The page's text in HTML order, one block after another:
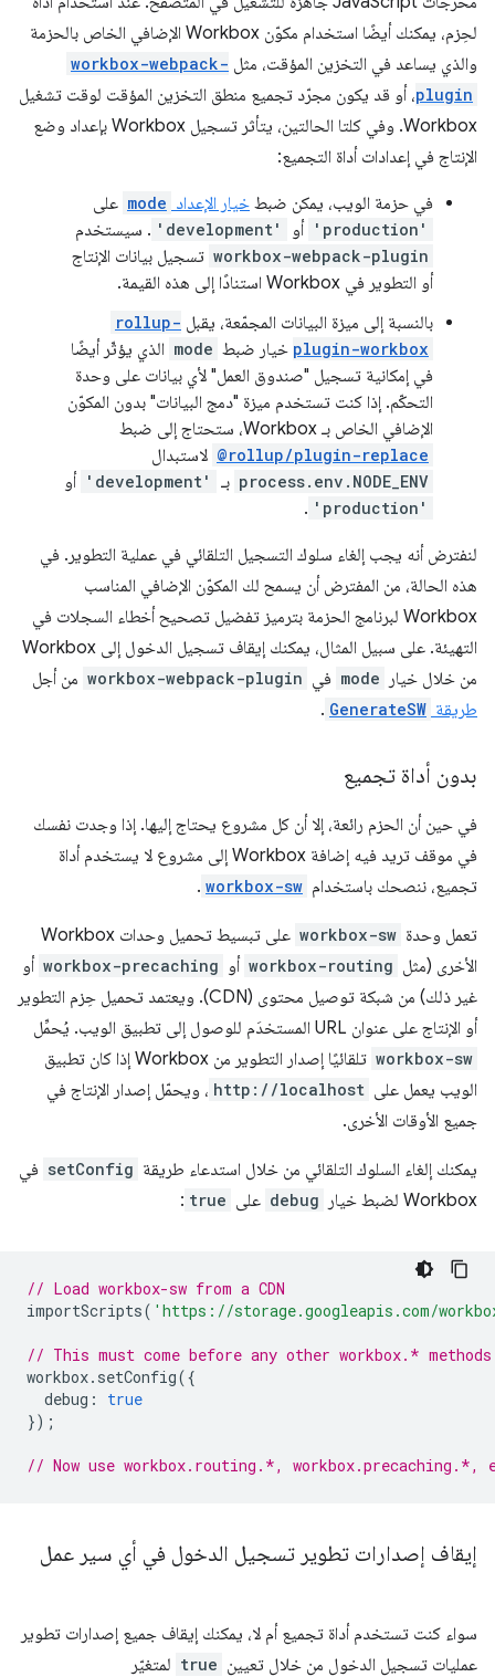
لحِزم، يمكنك أيضًا استخدام مكوّن Workbox الإضافي الخاص بالحزمة
والذي يساعد في التخزين المؤقت، مثل workbox-webpack-
plugin، أو قد يكون مجرّد تجميع منطق التخزين المؤقت لوقت تشغيل
Workbox. وفي كلتا الحالتين، يتأثر تسجيل Workbox بإعداد وضع
الإنتاج في إعدادات أداة التجميع:
في حزمة الويب، يمكن ضبط خيار الإعداد mode على
'production' أو 'development' . سيستخدم
workbox-webpack-plugin تسجيل بيانات الإنتاج
أو التطوير في Workbox استنادًا إلى هذه القيمة.
بالنسبة إلى ميزة البيانات المجمّعة، يقبل rollup-
plugin-workbox خيار ضبط mode الذي يؤثّر أيضًا
في إمكانية تسجيل "صندوق العمل" لأي بيانات على وحدة
التحكّم. إذا كنت تستخدم ميزة "دمج البيانات" بدون المكوّن
الإضافي الخاص بـ Workbox، ستحتاج إلى ضبط
@rollup/plugin-replace لاستبدال
process.env.NODE_ENV بـ 'development' أو
'production'
.
لنفترض أنه يجب إلغاء سلوك التسجيل التلقائي في عملية التطوير. في
هذه الحالة، من المفترض أن يسمح لك المكوّن الإضافي المناسب
Workbox لبرنامج الحزمة بترميز تفضيل تصحيح أخطاء السجلات في
التهيئة. على سبيل المثال، يمكنك إيقاف تسجيل الدخول إلى Workbox
من خلال خيار
mode في workbox-webpack-plugin من أجل
طريقة GenerateSW
.
بدون أداة تجميع
في حين أن الحزم رائعة، إلا أن كل مشروع يحتاج إليها. إذا وجدت نفسك
في موقف تريد فيه إضافة Workbox إلى مشروع لا يستخدم أداة
تجميع، ننصحك باستخدام workbox-sw
.
تعمل وحدة workbox-sw
على تبسيط تحميل وحدات Workbox
الأخرى (مثل workbox-routing أو workbox-precaching أو
غير ذلك) من شبكة توصيل محتوى (CDN). ويعتمد تحميل حِزم التطوير
أو الإنتاج على عنوان URL المستخدَم للوصول إلى تطبيق الويب. يُحمِّل
workbox-sw
تلقائيًا إصدار التطوير من Workbox إذا كان تطبيق
الويب يعمل على http://localhost ، ويحمّل إصدار الإنتاج في
جميع الأوقات الأخرى.
يمكنك إلغاء السلوك التلقائي من خلال استدعاء طريقة setConfig في
Workbox لضبط خيار
debug على true
:
// Load workbox-sw from a CDN
importScripts( 'https://storage.googleapis.com/
// This must come before any other workbox.*
workbox. setConfig({
debug :
true
});
// Now use workbox.routing.*, workbox.precaching.*,
إيقاف إصدارات تطوير تسجيل الدخول في أي سير عمل
سواء كنت تستخدم أداة تجميع أم لا، يمكنك إيقاف جميع إصدارات تطوير
عمليات تسجيل الدخول من خلال تعيين true لمتغيّر